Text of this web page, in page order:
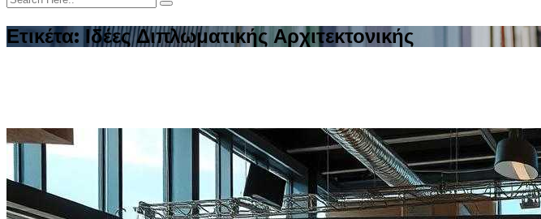
Ετικέτα: Ιδέες Διπλωματικής Αρχιτεκτονικής